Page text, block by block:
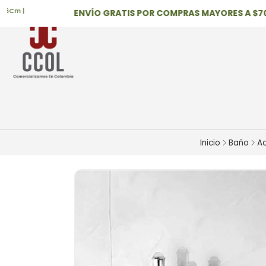
ENVÍO GRATIS POR COMPRAS MAYORES A
Inicio Baño